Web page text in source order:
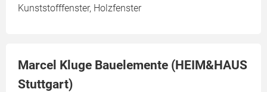
Kunststofffenster, Holzfenster
Marcel Kluge Bauelemente (HEIM&HAUS
Stuttgart)